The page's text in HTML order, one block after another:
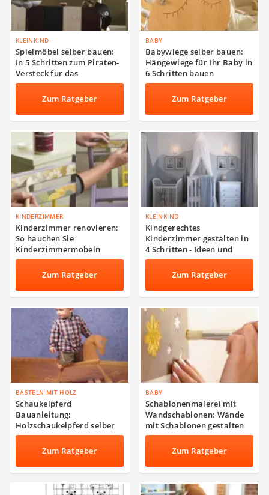
KLEINKIND
Spielmöbel selber bauen:
In 5 Schritten zum Piraten-
Versteck für das
Kinderzimmer
Zum Ratgeber
BABY
Babywiege selber bauen:
Hängewiege für Ihr Baby in
6 Schritten bauen
Zum Ratgeber
KINDERZIMMER
Kinderzimmer renovieren:
So hauchen Sie
Kinderzimmermöbeln
neues Leben ein
Zum Ratgeber
KLEINKIND
Kindgerechtes
Kinderzimmer gestalten in
4 Schritten - Ideen und
Tipps
Zum Ratgeber
BASTELN MIT HOLZ
Schaukelpferd
Bauanleitung:
Holzschaukelpferd selber
bauen
Zum Ratgeber
BABY
Schablonenmalerei mit
Wandschablonen: Wände
mit Schablonen gestalten
Zum Ratgeber